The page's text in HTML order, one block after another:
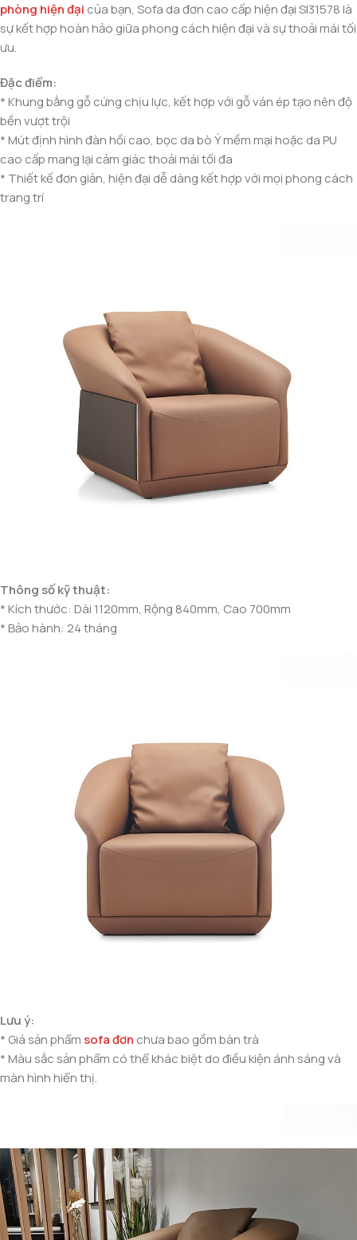
phòng hiện đại của bạn, Sofa da đơn cao cấp hiện đại SI31578 là
sự kết hợp hoàn hảo giữa phong cách hiện đại và sự thoải mái tối
ưu.
Đặc điểm:
* Khung bằng gỗ cứng chịu lực, kết hợp với gỗ ván ép tạo nên độ
bền vượt trội
* Mút định hình đàn hồi cao, bọc da bò Ý mềm mại hoặc da PU
cao cấp mang lại cảm giác thoải mái tối đa
* Thiết kế đơn giản, hiện đại dễ dàng kết hợp với mọi phong cách
trang trí
Thông số kỹ thuật:
* Kích thước: Dài 1120mm, Rộng 840mm, Cao 700mm
* Bảo hành: 24 tháng
Lưu ý:
* Giá sản phẩm sofa đơn chưa bao gồm bàn trà
* Màu sắc sản phẩm có thể khác biệt do điều kiện ánh sáng và
màn hình hiển thị.